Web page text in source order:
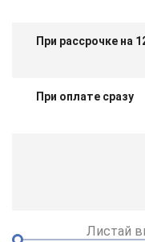
При рассрочке на
При оплате сразу
Листай